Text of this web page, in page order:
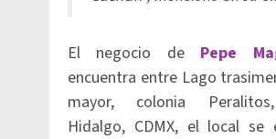
El negocio de Pepe
encuentra entre Lago
mayor, colonia
Hidalgo, CDMX, el local se